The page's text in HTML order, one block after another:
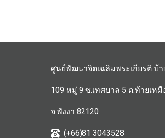
ศูนย์พัฒนาจิตเฉลิมพระเกียรติ บ้า
109 หมู่ 9 ซ.เทศบาล 5 ต.ท้ายเหมื
จ.พังงา 82120
(+66)81 3043528